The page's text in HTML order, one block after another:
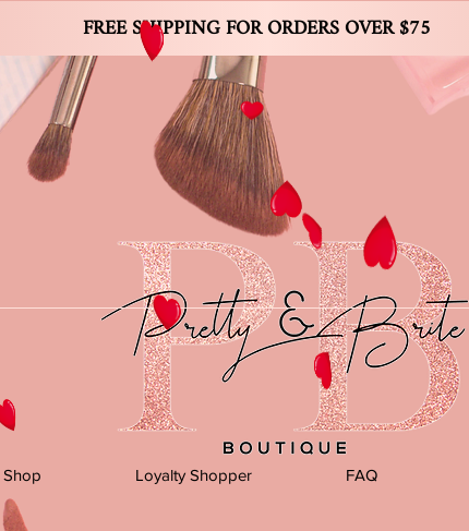
FREE SHIPPING FOR ORDERS OVER $75
Shop Loyalty Shopper FAQ